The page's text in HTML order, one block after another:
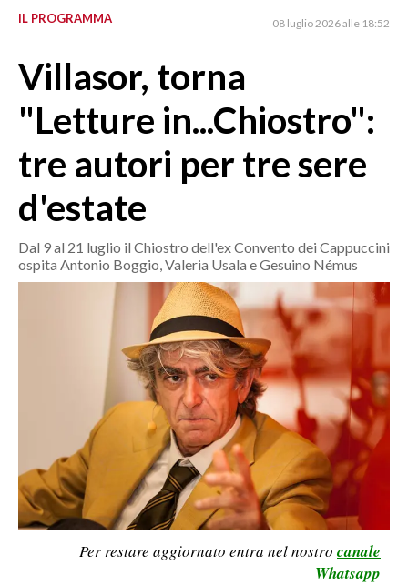
SULCIS IGLESIENTE
ORISTANO E PROVINCIA
GALLURA
NUORO E PROVINCIA
OGLIASTRA
AGENDA
CRONACA
ITALIA
SERVIZI ALLE IMPRESE
LAVORO
BANDI
IL PROGRAMMA 08 luglio 2026 alle 18:52
Villasor, torna
"Letture in...Chiostro":
tre autori per tre sere
d'estate
Dal 9 al 21 luglio il Chiostro dell'ex Convento dei Cappuccini
ospita Antonio Boggio, Valeria Usala e Gesuino Némus
Per restare aggiornato entra nel nostro canale
Whatsapp